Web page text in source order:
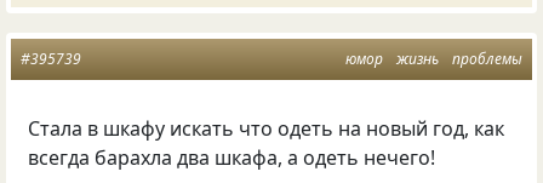
юмор жизнь проблемы
#395739
Стала в шкафу искать что одеть на новый год, как
всегда барахла два шкафа, а одеть нечего!